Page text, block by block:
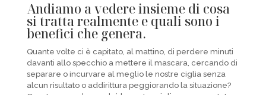
Andiamo a vedere insieme di cosa
si tratta realmente e quali sono i
benefici che genera.
Quante volte ci è capitato, al mattino, di perdere minuti
davanti allo specchio a mettere il mascara, cercando di
separare o incurvare al meglio le nostre ciglia senza
alcun risultato o addirittura peggiorando la situazione?